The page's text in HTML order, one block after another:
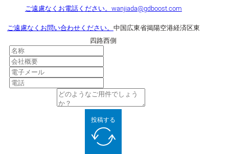
ご遠慮なくお電話ください。 wanjiada@gdboost.com
ご遠慮なくお問い合わせください。 中国広東省揭陽空港経済区東
四路西側
投稿する